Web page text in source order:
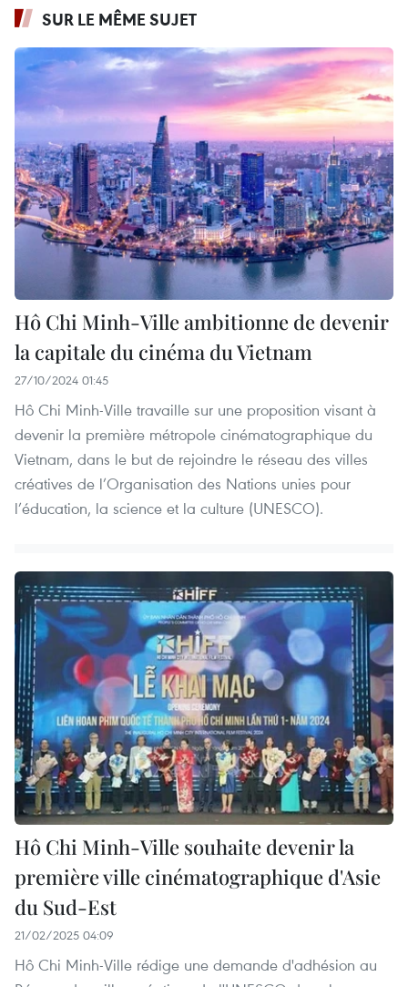
SUR LE MÊME SUJET
Hô Chi Minh-Ville ambitionne de devenir
la capitale du cinéma du Vietnam
27/10/2024 01:45
Hô Chi Minh-Ville travaille sur une proposition visant à
devenir la première métropole cinématographique du
Vietnam, dans le but de rejoindre le réseau des villes
créatives de l’Organisation des Nations unies pour
l’éducation, la science et la culture (UNESCO).
Hô Chi Minh-Ville souhaite devenir la
première ville cinématographique d'Asie
du Sud-Est
21/02/2025 04:09
Hô Chi Minh-Ville rédige une demande d'adhésion au